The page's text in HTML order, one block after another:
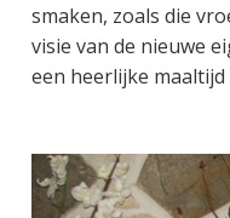
smaken, zoals die
visie van de nieuwe
een heerlijke